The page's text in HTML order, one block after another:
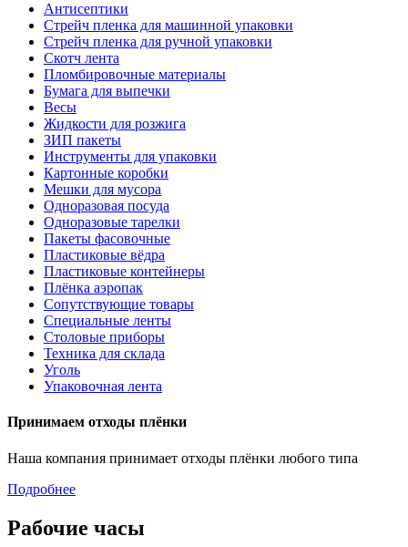
Антисептики
Стрейч пленка для машинной упаковки
Стрейч пленка для ручной упаковки
Скотч лента
Пломбировочные материалы
Бумага для выпечки
Весы
Жидкости для розжига
ЗИП пакеты
Инструменты для упаковки
Картонные коробки
Мешки для мусора
Одноразовая посуда
Одноразовые тарелки
Пакеты фасовочные
Пластиковые вёдра
Пластиковые контейнеры
Плёнка аэропак
Сопутствующие товары
Специальные ленты
Столовые приборы
Техника для склада
Уголь
Упаковочная лента
Принимаем отходы плёнки
Наша компания принимает отходы плёнки любого типа
Подробнее
Рабочие часы